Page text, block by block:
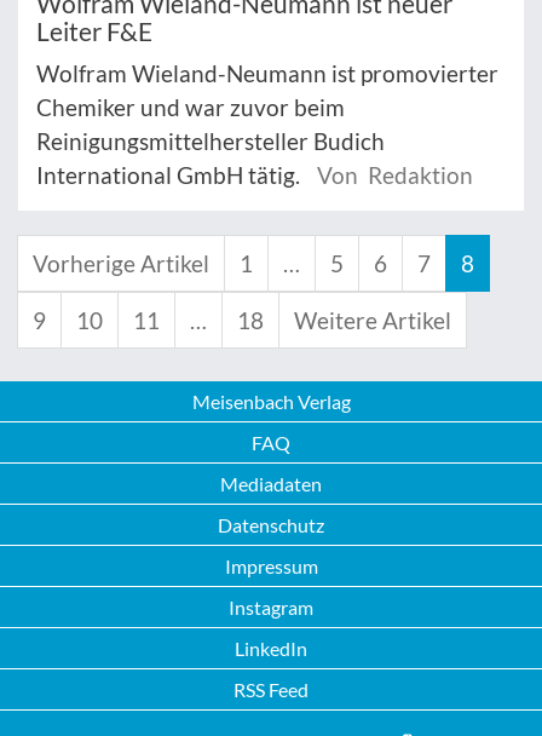
Leiter F&E
Wolfram Wieland-Neumann ist promovierter
Chemiker und war zuvor beim
Reinigungsmittelhersteller Budich
International GmbH tätig.
Von Redaktion
Vorherige Artikel 1 … 5 6 7 8
9 10 11 … 18 Weitere Artikel
Meisenbach Verlag
FAQ
Mediadaten
Datenschutz
Impressum
Instagram
LinkedIn
RSS Feed